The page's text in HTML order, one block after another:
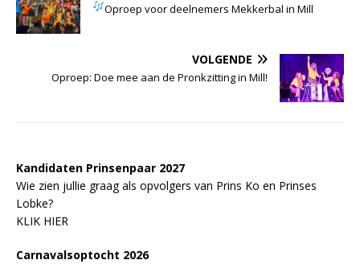
Oproep voor deelnemers Mekkerbal in Mill
VOLGENDE
Oproep: Doe mee aan de Pronkzitting in Mill!
Kandidaten Prinsenpaar 2027
Wie zien jullie graag als opvolgers van Prins Ko en Prinses
Lobke?
KLIK HIER
Carnavalsoptocht 2026